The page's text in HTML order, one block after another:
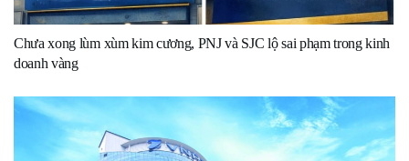
Chưa xong lùm xùm kim cương, PNJ và SJC lộ sai phạm trong kinh
doanh vàng